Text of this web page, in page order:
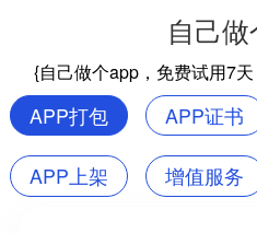
自己
{自己做个app，免费试用7
APP打包 APP证书
APP上架 增值服务